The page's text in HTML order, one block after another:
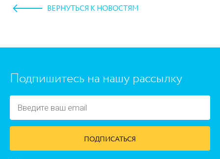
https://www.high-endrolex.com/45
ВЕРНУТЬСЯ К НОВОСТЯМ
Подпишитесь на нашу рассылку
ПОДПИСАТЬСЯ